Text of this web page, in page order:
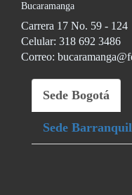
Bucaramanga
Carrera 17 No. 59 - 124
Celular: 318 692 3486
Correo:
Sede Bogotá
Sede